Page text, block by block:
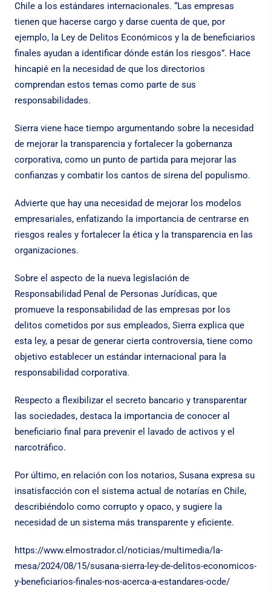
Chile a los estándares internacionales. “Las empresas
tienen que hacerse cargo y darse cuenta de que, por
ejemplo, la Ley de Delitos Económicos y la de beneficiarios
finales ayudan a identificar dónde están los riesgos”. Hace
hincapié en la necesidad de que los directorios
comprendan estos temas como parte de sus
responsabilidades.
Sierra viene hace tiempo argumentando sobre la necesidad
de mejorar la transparencia y fortalecer la gobernanza
corporativa, como un punto de partida para mejorar las
confianzas y combatir los cantos de sirena del populismo.
Advierte que hay una necesidad de mejorar los modelos
empresariales, enfatizando la importancia de centrarse en
riesgos reales y fortalecer la ética y la transparencia en las
organizaciones.
Sobre el aspecto de la nueva legislación de
Responsabilidad Penal de Personas Jurídicas, que
promueve la responsabilidad de las empresas por los
delitos cometidos por sus empleados, Sierra explica que
esta ley, a pesar de generar cierta controversia, tiene como
objetivo establecer un estándar internacional para la
responsabilidad corporativa.
Respecto a flexibilizar el secreto bancario y transparentar
las sociedades, destaca la importancia de conocer al
beneficiario final para prevenir el lavado de activos y el
narcotráfico.
Por último, en relación con los notarios, Susana expresa su
insatisfacción con el sistema actual de notarías en Chile,
describiéndolo como corrupto y opaco, y sugiere la
necesidad de un sistema más transparente y eficiente.
https://www.elmostrador.cl/noticias/multimedia/la-
mesa/2024/08/15/susana-sierra-ley-de-delitos-economicos-
y-beneficiarios-finales-nos-acerca-a-estandares-ocde/